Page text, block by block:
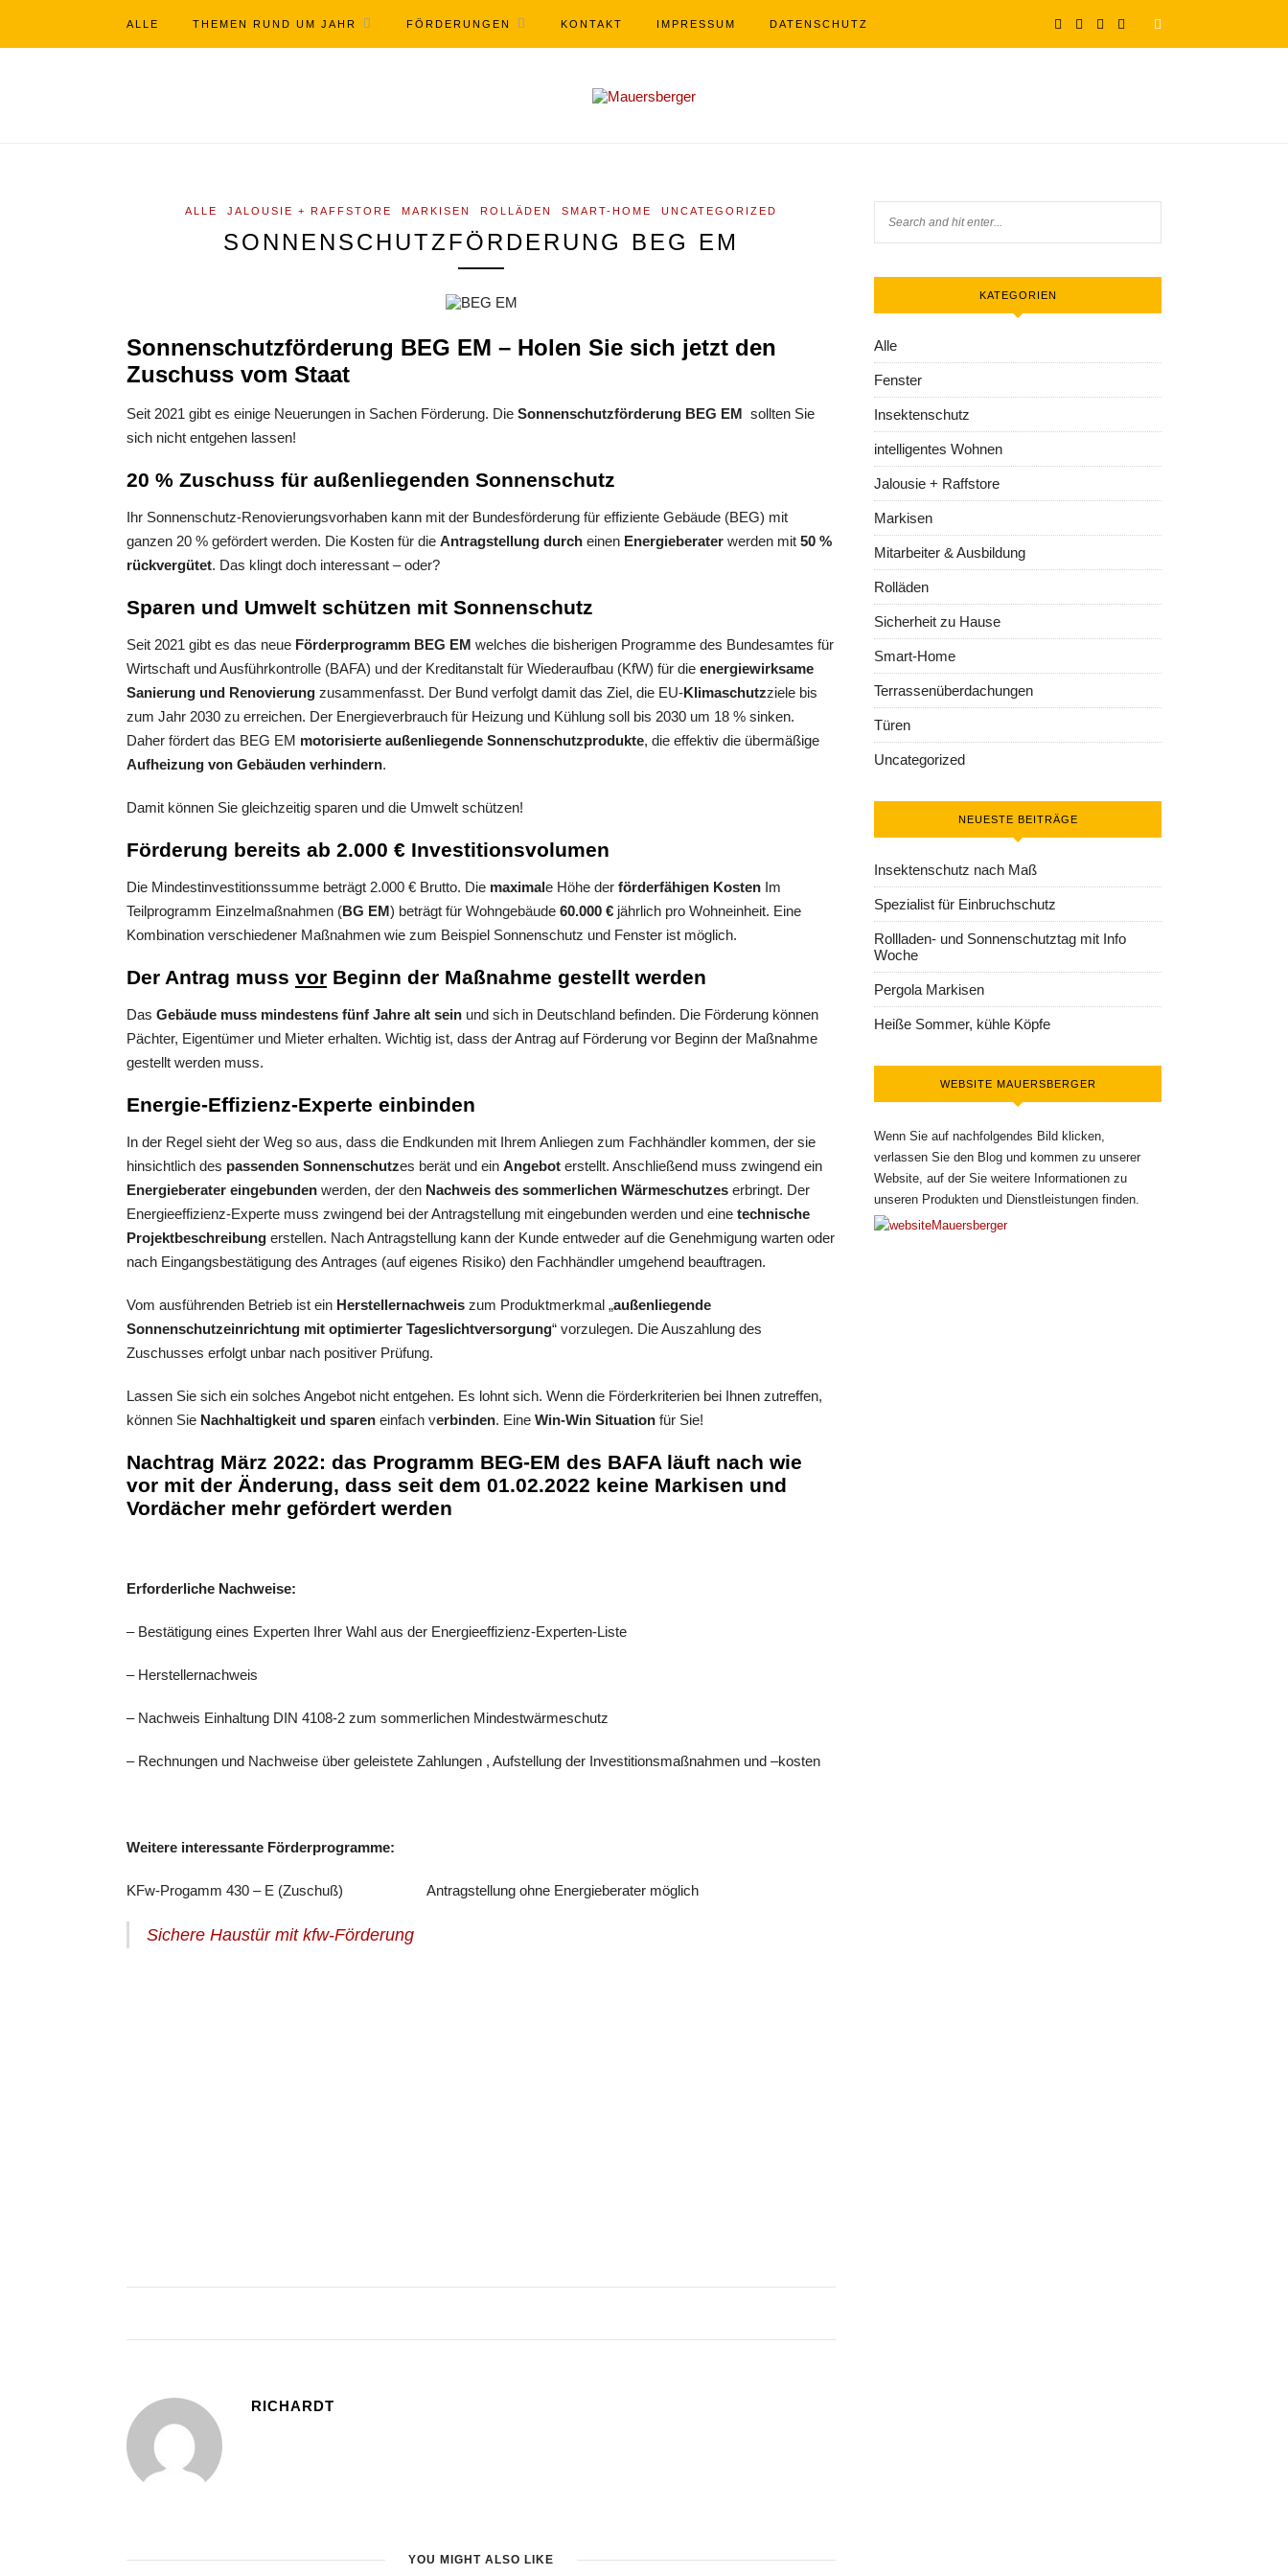
ALLE THEMEN RUND UM JAHR FÖRDERUNGEN KONTAKT IMPRESSUM DATENSCHUTZ
ALLE JALOUSIE + RAFFSTORE MARKISEN ROLLÄDEN SMART-HOME UNCATEGORIZED
SONNENSCHUTZFÖRDERUNG BEG EM
Sonnenschutzförderung BEG EM – Holen Sie sich jetzt den
Zuschuss vom Staat
Seit 2021 gibt es einige Neuerungen in Sachen Förderung. Die Sonnenschutzförderung BEG EM sollten Sie
sich nicht entgehen lassen!
20 % Zuschuss für außenliegenden Sonnenschutz
Ihr Sonnenschutz-Renovierungsvorhaben kann mit der Bundesförderung für effiziente Gebäude (BEG) mit
ganzen 20 % gefördert werden. Die Kosten für die Antragstellung durch einen Energieberater werden mit 50 %
rückvergütet. Das klingt doch interessant – oder?
Sparen und Umwelt schützen mit Sonnenschutz
Seit 2021 gibt es das neue Förderprogramm BEG EM welches die bisherigen Programme des Bundesamtes für
Wirtschaft und Ausführkontrolle (BAFA) und der Kreditanstalt für Wiederaufbau (KfW) für die energiewirksame
Sanierung und Renovierung zusammenfasst. Der Bund verfolgt damit das Ziel, die EU-Klimaschutzziele bis
zum Jahr 2030 zu erreichen. Der Energieverbrauch für Heizung und Kühlung soll bis 2030 um 18 % sinken.
Daher fördert das BEG EM motorisierte außenliegende Sonnenschutzprodukte, die effektiv die übermäßige
Aufheizung von Gebäuden verhindern.
Damit können Sie gleichzeitig sparen und die Umwelt schützen!
Förderung bereits ab 2.000 € Investitionsvolumen
Die Mindestinvestitionssumme beträgt 2.000 € Brutto. Die maximale Höhe der förderfähigen Kosten Im
Teilprogramm Einzelmaßnahmen (BG EM) beträgt für Wohngebäude 60.000 € jährlich pro Wohneinheit. Eine
Kombination verschiedener Maßnahmen wie zum Beispiel Sonnenschutz und Fenster ist möglich.
Der Antrag muss vor Beginn der Maßnahme gestellt werden
Das Gebäude muss mindestens fünf Jahre alt sein und sich in Deutschland befinden. Die Förderung können
Pächter, Eigentümer und Mieter erhalten. Wichtig ist, dass der Antrag auf Förderung vor Beginn der Maßnahme
gestellt werden muss.
Energie-Effizienz-Experte einbinden
In der Regel sieht der Weg so aus, dass die Endkunden mit Ihrem Anliegen zum Fachhändler kommen, der sie
hinsichtlich des passenden Sonnenschutzes berät und ein Angebot erstellt. Anschließend muss zwingend ein
Energieberater eingebunden werden, der den Nachweis des sommerlichen Wärmeschutzes erbringt. Der
Energieeffizienz-Experte muss zwingend bei der Antragstellung mit eingebunden werden und eine technische
Projektbeschreibung erstellen. Nach Antragstellung kann der Kunde entweder auf die Genehmigung warten oder
nach Eingangsbestätigung des Antrages (auf eigenes Risiko) den Fachhändler umgehend beauftragen.
Vom ausführenden Betrieb ist ein Herstellernachweis zum Produktmerkmal „außenliegende
Sonnenschutzeinrichtung mit optimierter Tageslichtversorgung“ vorzulegen. Die Auszahlung des
Zuschusses erfolgt unbar nach positiver Prüfung.
Lassen Sie sich ein solches Angebot nicht entgehen. Es lohnt sich. Wenn die Förderkriterien bei Ihnen zutreffen,
können Sie Nachhaltigkeit und sparen einfach verbinden. Eine Win-Win Situation für Sie!
Nachtrag März 2022: das Programm BEG-EM des BAFA läuft nach wie
vor mit der Änderung, dass seit dem 01.02.2022 keine Markisen und
Vordächer mehr gefördert werden
Erforderliche Nachweise:
– Bestätigung eines Experten Ihrer Wahl aus der Energieeffizienz-Experten-Liste
– Herstellernachweis
– Nachweis Einhaltung DIN 4108-2 zum sommerlichen Mindestwärmeschutz
– Rechnungen und Nachweise über geleistete Zahlungen , Aufstellung der Investitionsmaßnahmen und –kosten
Weitere interessante Förderprogramme:
KFw-Progamm 430 – E (Zuschuß) Antragstellung ohne Energieberater möglich
Sichere Haustür mit kfw-Förderung
RICHARDT
YOU MIGHT ALSO LIKE
KATEGORIEN
Alle
Fenster
Insektenschutz
intelligentes Wohnen
Jalousie + Raffstore
Markisen
Mitarbeiter & Ausbildung
Rolläden
Sicherheit zu Hause
Smart-Home
Terrassenüberdachungen
Türen
Uncategorized
NEUESTE BEITRÄGE
Insektenschutz nach Maß
Spezialist für Einbruchschutz
Rollladen- und Sonnenschutztag mit Info
Woche
Pergola Markisen
Heiße Sommer, kühle Köpfe
WEBSITE MAUERSBERGER
Wenn Sie auf nachfolgendes Bild klicken,
verlassen Sie den Blog und kommen zu unserer
Website, auf der Sie weitere Informationen zu
unseren Produkten und Dienstleistungen finden.